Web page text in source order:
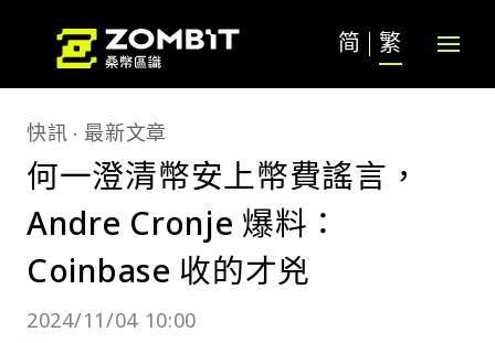
简 繁
快訊 最新文章
何一澄清幣安上幣費謠言，
Andre Cronje 爆料：
Coinbase 收的才兇
2024/11/04 10:00